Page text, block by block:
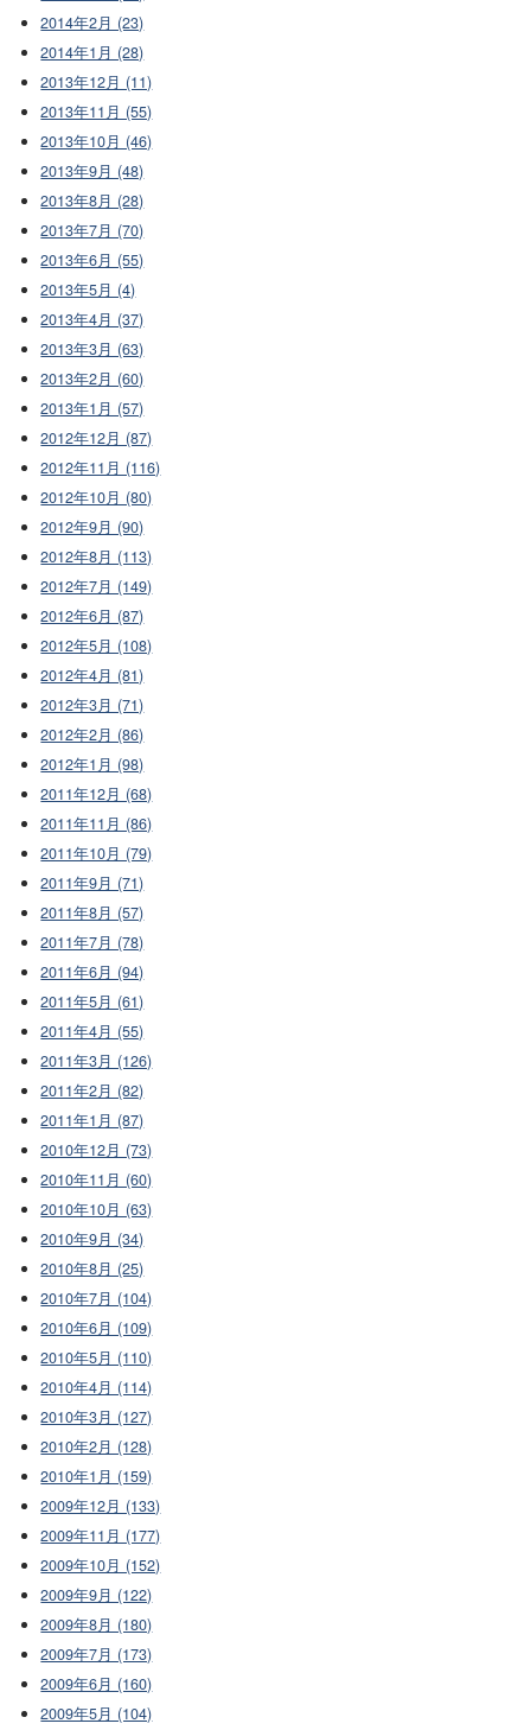
2014年2月 (23)
2014年1月 (28)
2013年12月 (11)
2013年11月 (55)
2013年10月 (46)
2013年9月 (48)
2013年8月 (28)
2013年7月 (70)
2013年6月 (55)
2013年5月 (4)
2013年4月 (37)
2013年3月 (63)
2013年2月 (60)
2013年1月 (57)
2012年12月 (87)
2012年11月 (116)
2012年10月 (80)
2012年9月 (90)
2012年8月 (113)
2012年7月 (149)
2012年6月 (87)
2012年5月 (108)
2012年4月 (81)
2012年3月 (71)
2012年2月 (86)
2012年1月 (98)
2011年12月 (68)
2011年11月 (86)
2011年10月 (79)
2011年9月 (71)
2011年8月 (57)
2011年7月 (78)
2011年6月 (94)
2011年5月 (61)
2011年4月 (55)
2011年3月 (126)
2011年2月 (82)
2011年1月 (87)
2010年12月 (73)
2010年11月 (60)
2010年10月 (63)
2010年9月 (34)
2010年8月 (25)
2010年7月 (104)
2010年6月 (109)
2010年5月 (110)
2010年4月 (114)
2010年3月 (127)
2010年2月 (128)
2010年1月 (159)
2009年12月 (133)
2009年11月 (177)
2009年10月 (152)
2009年9月 (122)
2009年8月 (180)
2009年7月 (173)
2009年6月 (160)
2009年5月 (104)